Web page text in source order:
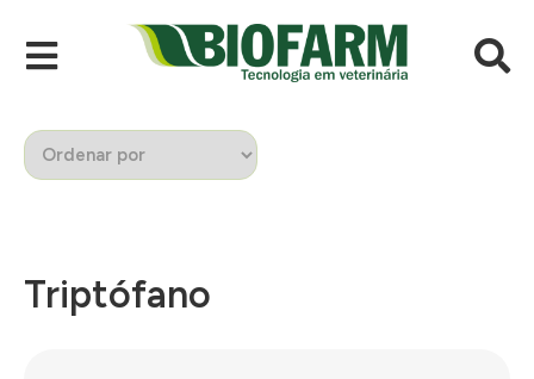
Triptófano